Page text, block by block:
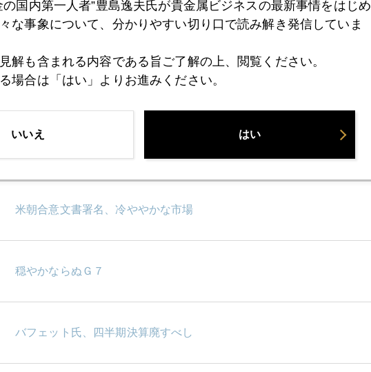
中央銀行会合ウィーク
「ＦＲＢを疑え」パウエル氏試練
米朝合意文書署名、冷ややかな市場
穏やかならぬＧ７
バフェット氏、四半期決算廃すべし
の国内第一人者”豊島逸夫氏が貴金属ビジネスの最新事情をはじめ
な事象について、分かりやすい切り口で読み解き発信していま
解も含まれる内容である旨ご了解の上、閲覧ください。
場合は「はい」よりお進みください。
いいえ はい